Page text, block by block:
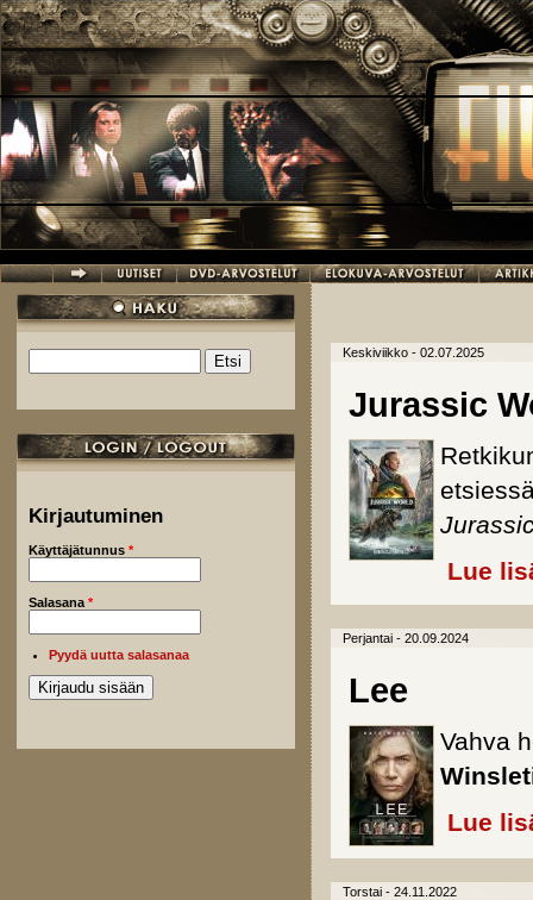
Hyppää pääsisältöön
Hakulomake
Kirjautuminen
Käyttäjätunnus *
Salasana *
Pyydä uutta salasanaa
Keskiviikko - 02.07.2025
Jurassic
Lue
Perjantai - 20.09.2024
Lee
Vahva
Lue
Torstai - 24.11.2022